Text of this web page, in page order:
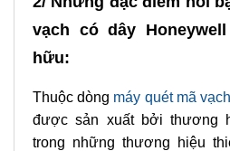
vạch có dây
hữu:
Thuộc dòng máy quét mã
được sản xuất bởi thương
trong những thương hiệu